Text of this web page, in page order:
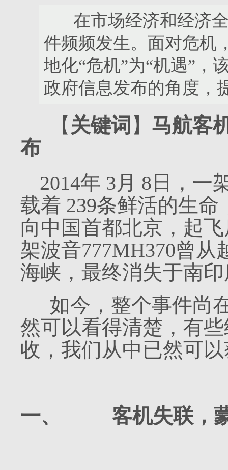
在市场经济和经济全
件频频发生。面对危机
地化“危机”为“机遇”，
政府信息发布的角度，
【 关键词 】 马航客
布
2014年 3月 8 日，一
载着 239条鲜活的生命
向中国首都北京，起
架波音777MH370曾从
海峡，最终消失于南
如今，整个事件尚
然可以看得清楚，有
收，我们从中已然可
一、 客机失联，